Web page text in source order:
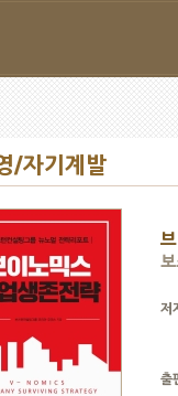
/자기계발
저
출